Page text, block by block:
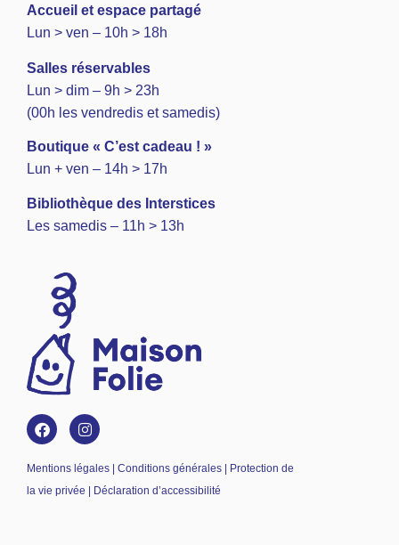
Accueil et espace partagé
Lun > ven – 10h > 18h
Salles réservables
Lun > dim – 9h > 23h
(00h les vendredis et samedis)
Boutique « C’est cadeau ! »
Lun + ven – 14h > 17h
Bibliothèque des Interstices
Les samedis – 11h > 13h
Mentions légales | Conditions générales | Protection de
la vie privée | Déclaration d’accessibilité